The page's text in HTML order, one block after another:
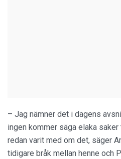
– Jag nämner det i dagens
ingen kommer säga elaka
redan varit med om det, säger
tidigare bråk mellan henne och